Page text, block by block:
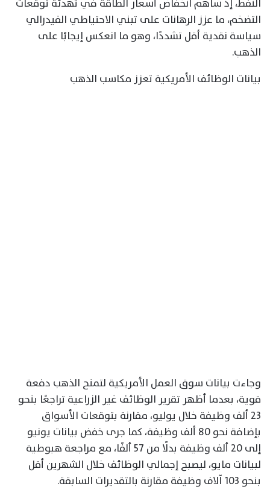
التضخم، ما عزز الرهانات على تبني الاحتياطي الفيدرالي
سياسة نقدية أقل تشددًا، وهو ما انعكس إيجابًا على
الذهب.
بيانات الوظائف الأمريكية تعزز مكاسب الذهب
وجاءت بيانات سوق العمل الأمريكية لتمنح الذهب دفعة
قوية، بعدما أظهر تقرير الوظائف غير الزراعية تراجعًا بنحو
23 ألف وظيفة خلال يوليو، مقارنة بتوقعات الأسواق
بإضافة نحو 80 ألف وظيفة، كما جرى خفض بيانات يونيو
إلى 20 ألف وظيفة بدلًا من 57 ألفًا، مع مراجعة هبوطية
لبيانات مايو، ليصبح إجمالي الوظائف خلال الشهرين أقل
بنحو 103 آلاف وظيفة مقارنة بالتقديرات السابقة.